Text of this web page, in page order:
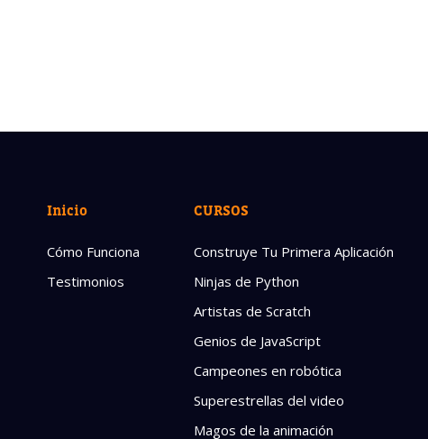
Inicio
Cómo Funciona
Testimonios
CURSOS
Construye Tu Primera Aplicación
Ninjas de Python
Artistas de Scratch
Genios de JavaScript
Campeones en robótica
Superestrellas del video
Magos de la animación